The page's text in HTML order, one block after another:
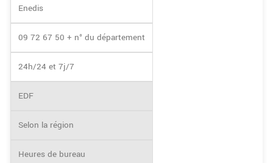
Enedis
09 72 67 50 + n° du département
24h/24 et 7j/7
EDF
Selon la région
Heures de bureau